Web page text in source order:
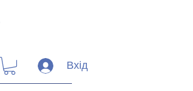
Вхід